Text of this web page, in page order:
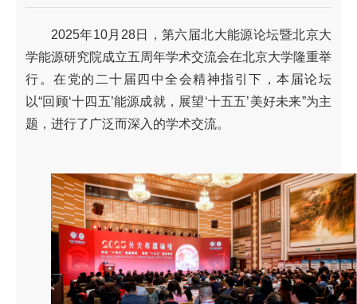
2025年10月28日，第六届北大能源论坛暨北京大
学能源研究院成立五周年学术交流会在北京大学隆重举
行。在党的二十届四中全会精神指引下，本届论坛
以“回顾‘十四五’能源成就，展望‘十五五’美好未来”为主
题，进行了广泛而深入的学术交流。